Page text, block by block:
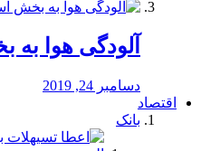
آلودگی هوا
دسامبر 24, 2019
اقتصاد
بانک